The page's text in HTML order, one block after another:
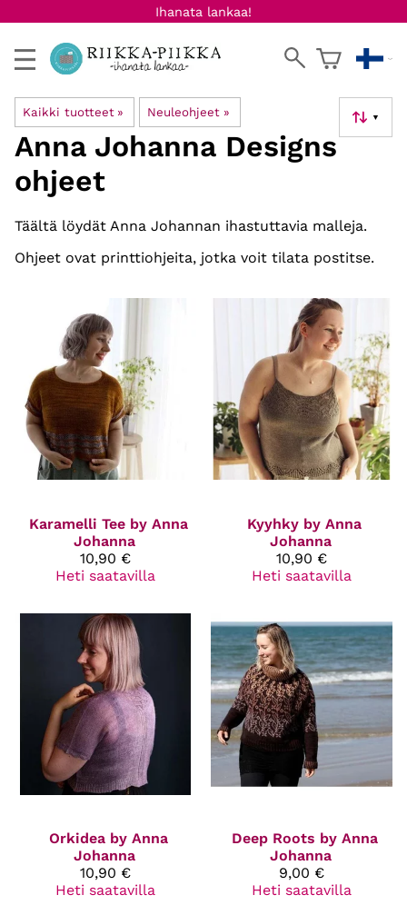
Ihanata lankaa!
Kaikki tuotteet ‪» Neuleohjeet ‪» ▼
Anna Johanna Designs
ohjeet
Täältä löydät Anna Johannan ihastuttavia malleja.
Ohjeet ovat printtiohjeita, jotka voit tilata postitse.
Karamelli Tee by Anna
Johanna
10,90 €
Heti saatavilla
Kyyhky by Anna
Johanna
10,90 €
Heti saatavilla
Orkidea by Anna
Johanna
10,90 €
Heti saatavilla
Deep Roots by Anna
Johanna
9,00 €
Heti saatavilla